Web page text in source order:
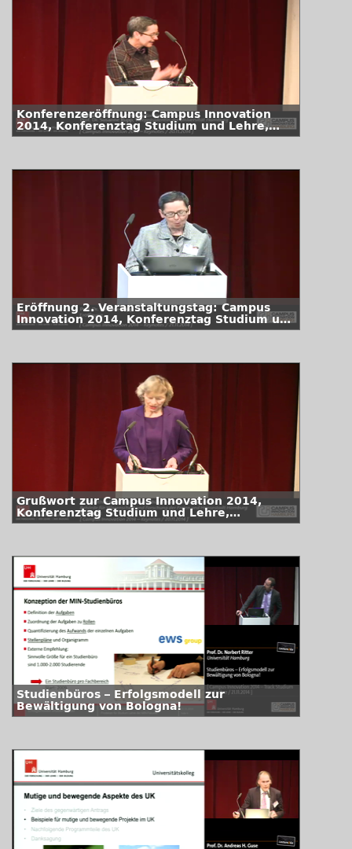
Konferenzeröffnung: Campus Innovation
2014, Konferenztag Studium und Lehre,
Jahrestagung des Universitätskollegs
Eröffnung 2. Veranstaltungstag: Campus
Innovation 2014, Konferenztag Studium und
Lehre, Jahrestagung des Universitätskollegs
Grußwort zur Campus Innovation 2014,
Konferenztag Studium und Lehre,
Jahrestagung des Universitätskollegs
Studienbüros – Erfolgsmodell zur
Bewältigung von Bologna!